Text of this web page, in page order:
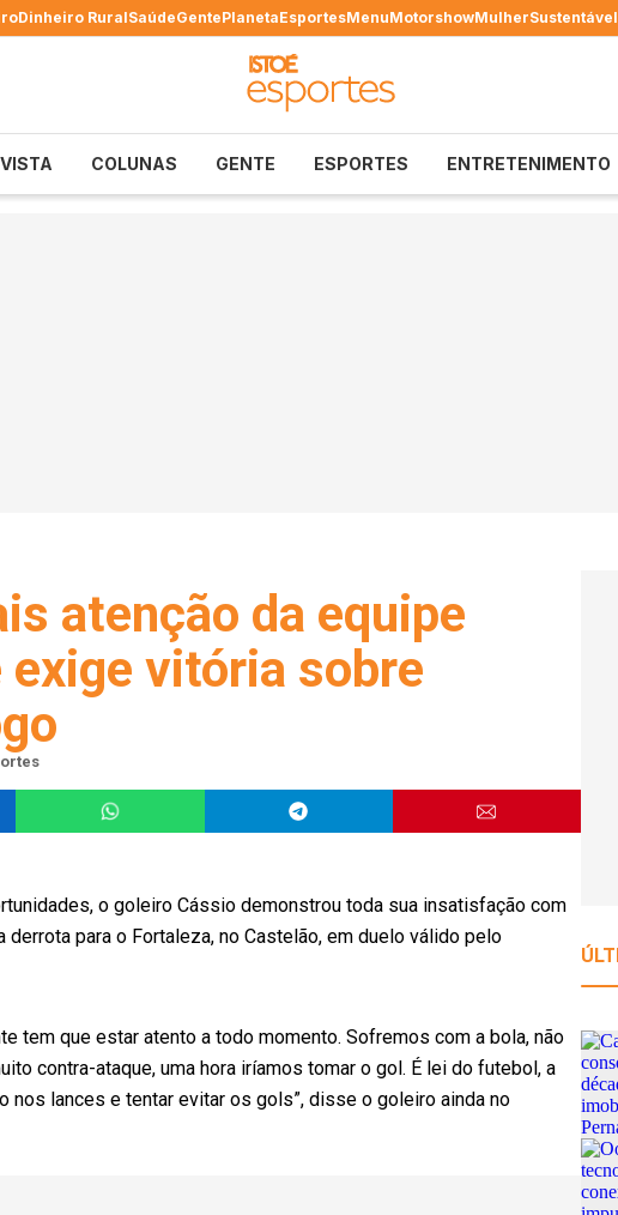
Dinheiro RuralSaúdeGentePlanetaEsportesMenuMotorshowMulherSustentável
COLUNAS GENTE ESPORTES ENTRETENIMENTO
atenção da equipe
vitória sobre
o goleiro Cássio demonstrou toda sua insatisfação com
para o Fortaleza, no Castelão, em duelo válido pelo
tem que estar atento a todo momento. Sofremos com a bola, não
contra-ataque, uma hora iríamos tomar o gol. É lei do futebol, a
nos lances e tentar evitar os gols”, disse o goleiro ainda no